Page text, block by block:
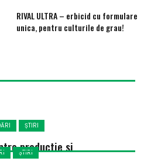
RIVAL ULTRA – erbicid cu formulare
unica, pentru culturile de grau!
ȘTIRI
productie si
ȘTIRI